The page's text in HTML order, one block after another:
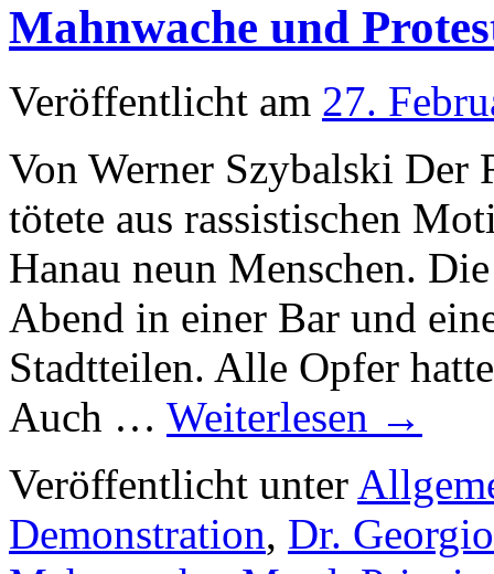
Mahnwache und
Veröffentlicht am 27.
Von Werner Szybalski Der
tötete aus rassistischen
Hanau neun Menschen.
Abend in einer Bar und
Stadtteilen. Alle Opfer
Auch … Weiterlesen →
Veröffentlicht unter
Demonstration, Dr.